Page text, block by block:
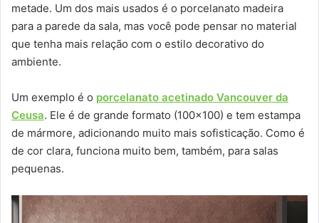
metade. Um dos mais usados é o porcelanato madeira
para a parede da sala, mas você pode pensar no material
que tenha mais relação com o estilo decorativo do
ambiente.
Um exemplo é o porcelanato acetinado Vancouver da
Ceusa. Ele é de grande formato (100×100) e tem estampa
de mármore, adicionando muito mais sofisticação. Como é
de cor clara, funciona muito bem, também, para salas
pequenas.